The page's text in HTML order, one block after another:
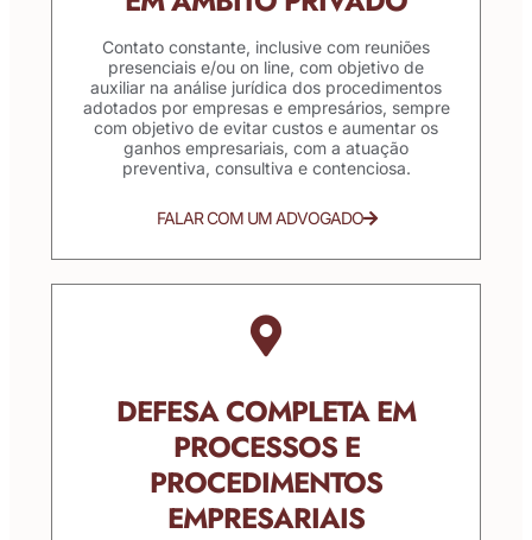
Contato constante, inclusive com reuniões
presenciais e/ou on line, com objetivo de
auxiliar na análise jurídica dos procedimentos
adotados por empresas e empresários, sempre
com objetivo de evitar custos e aumentar os
ganhos empresariais, com a atuação
preventiva, consultiva e contenciosa.
FALAR COM UM ADVOGADO
DEFESA COMPLETA EM
PROCESSOS E
PROCEDIMENTOS
EMPRESARIAIS